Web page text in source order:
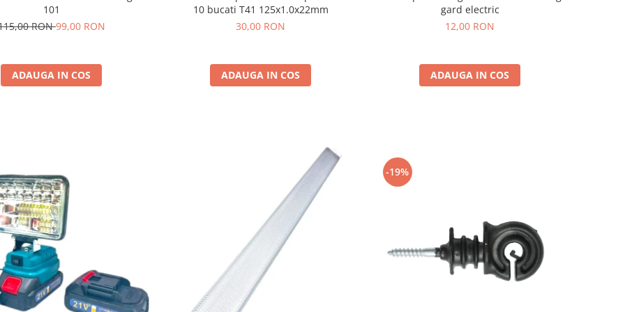
101
RON99,00 RON
ADAUGA IN COS
10 bucati T41 125x1.0x22mm
30,00 RON
ADAUGA IN COS
gard electric
12,00 RON
ADAUGA IN COS
-19%